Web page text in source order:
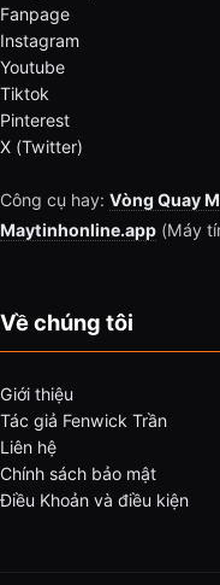
Fanpage
Instagram
Youtube
Tiktok
Pinterest
X (Twitter)
Công cụ hay: Vòng Quay
Maytinhonline.app (Máy
Về chúng tôi
Giới thiệu
Tác giả Fenwick Trần
Liên hệ
Chính sách bảo mật
Điều Khoản và điều kiện